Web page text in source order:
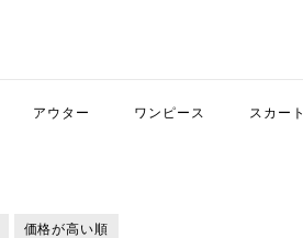
アウター ワンピース スカート
価格が高い順